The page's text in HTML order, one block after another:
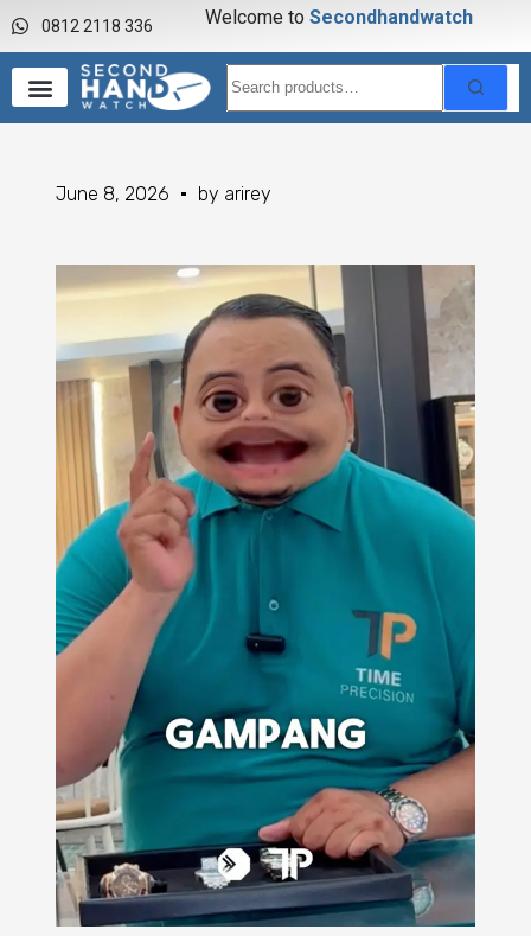
0812 2118 336 Welcome to Secondhandwatch
June 8, 2026 by arirey